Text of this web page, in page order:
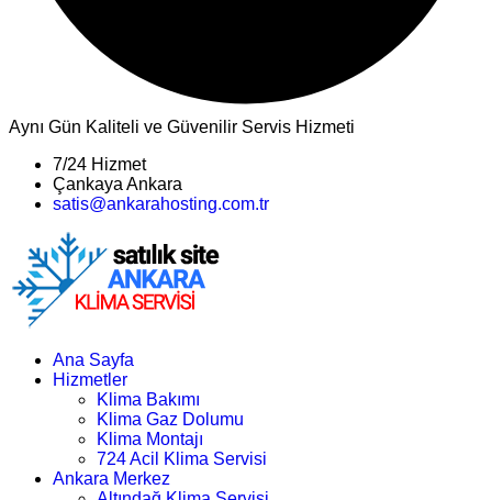
Aynı Gün Kaliteli ve Güvenilir Servis Hizmeti
7/24 Hizmet
Çankaya Ankara
satis@ankarahosting.com.tr
Ana Sayfa
Hizmetler
Klima Bakımı
Klima Gaz Dolumu
Klima Montajı
724 Acil Klima Servisi
Ankara Merkez